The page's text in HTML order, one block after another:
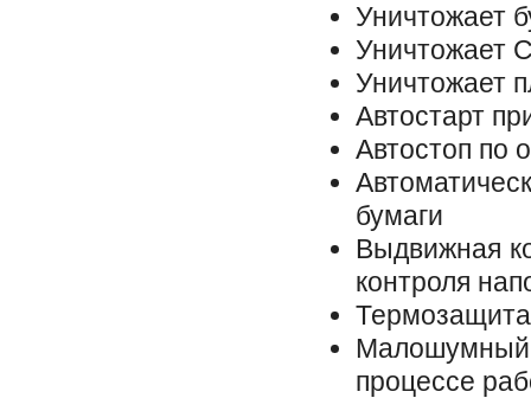
Уничтожает
Уничтожает
Уничтожает
Автостарт
Автостоп по
бумаги
Выдвижная
контроля
Термозащита
Малошумный,
процессе